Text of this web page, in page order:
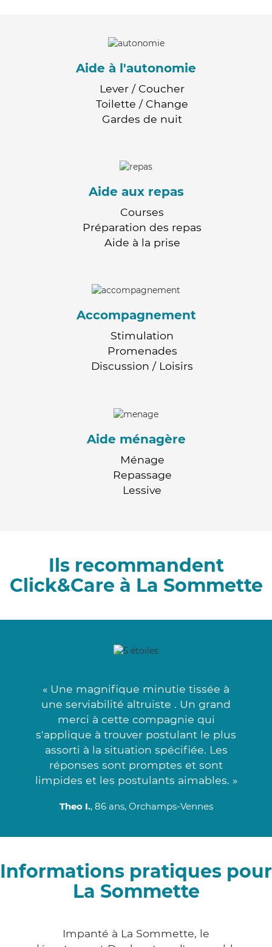
Aide à l'autonomie
Lever / Coucher
Toilette / Change
Gardes de nuit
Aide aux repas
Courses
Préparation des repas
Aide à la prise
Accompagnement
Stimulation
Promenades
Discussion / Loisirs
Aide ménagère
Ménage
Repassage
Lessive
Ils recommandent
Click&Care à La Sommette
« Une magnifique minutie tissée à
une serviabilité altruiste . Un grand
merci à cette compagnie qui
s'applique à trouver postulant le plus
assorti à la situation spécifiée. Les
réponses sont promptes et sont
limpides et les postulants aimables. »
Theo I., 86 ans, Orchamps-Vennes
Informations pratiques pour
La Sommette
Impanté à La Sommette, le